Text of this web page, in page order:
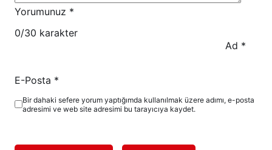
Yorumunuz *
0/30 karakter
Ad *
E-Posta *
Bir dahaki sefere yorum yaptığımda kullanılmak üzere adımı, e-posta
adresimi ve web site adresimi bu tarayıcıya kaydet.